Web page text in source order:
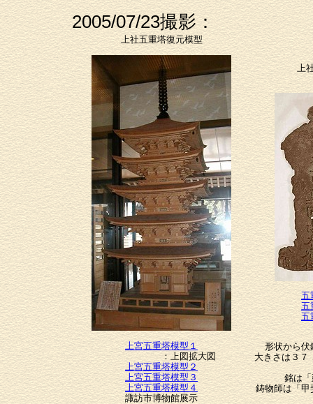
2005/07/23撮影：
上社五重塔復元模型
上宮五重塔模型１
：上図拡大図
上宮五重塔模型２
上宮五重塔模型３
上宮五重塔模型４
諏訪市博物館展示
上
五
五
五
：
形状から伏
大きさは３７
銘は
鋳物師は「甲